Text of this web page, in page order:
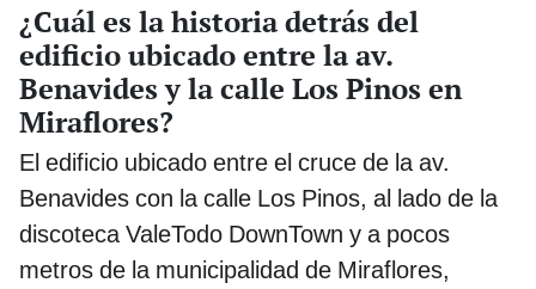
¿Cuál es la historia detrás del
edificio ubicado entre la av.
Benavides y la calle Los Pinos en
Miraflores?
El edificio ubicado entre el cruce de la av.
Benavides con la calle Los Pinos, al lado de la
discoteca ValeTodo DownTown y a pocos
metros de la municipalidad de Miraflores,